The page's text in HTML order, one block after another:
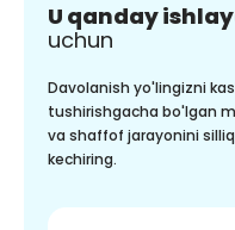
U qanday
uchun
Davolanish yo'lingizni
tushirishgacha bo'lgan
va shaffof jarayonini
kechiring.